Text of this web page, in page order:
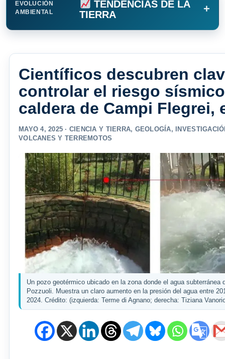
EVOLUCIÓN
AMBIENTAL
TENDENCIAS DE LA
TIERRA
+
Científicos descubren
controlar el riesgo
caldera de Campi Flegrei,
MAYO 4, 2025 · CIENCIA Y TIERRA, GEOLOGÍA,
VOLCANES Y TERREMOTOS
Un pozo geotérmico ubicado en la zona donde el agua subterránea
Pozzuoli. Muestra un claro aumento en la presión del agua entre
2024. Crédito: (izquierda: Terme di Agnano; derecha: Tiziana